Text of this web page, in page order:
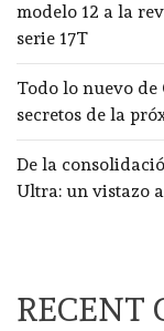
modelo 12 a la
serie 17T
Todo lo nuevo de
secretos de la
De la
Ultra: un vistazo
RECENT